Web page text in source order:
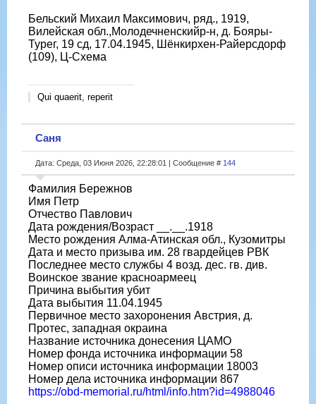
Бельский Михаил Максимович, ряд., 1919,
Вилейская обл.,Молодечненскийр-н, д. Бояры-
Турег, 19 сд, 17.04.1945, Шёнкирхен-Райерсдорф
(109), Ц-Схема
Qui quaerit, reperit
Саня
Дата: Среда, 03 Июня 2026, 22:28:01 | Сообщение # 144
Фамилия Бережнов
Имя Петр
Отчество Павлович
Дата рождения/Возраст __.__.1918
Место рождения Алма-Атинская обл., Кузомитры
Дата и место призыва им. 28 гвардейцев РВК
Последнее место службы 4 возд. дес. гв. див.
Воинское звание красноармеец
Причина выбытия убит
Дата выбытия 11.04.1945
Первичное место захоронения Австрия, д.
Протес, западная окраина
Название источника донесения ЦАМО
Номер фонда источника информации 58
Номер описи источника информации 18003
Номер дела источника информации 867
https://obd-memorial.ru/html/info.htm?id=4988046